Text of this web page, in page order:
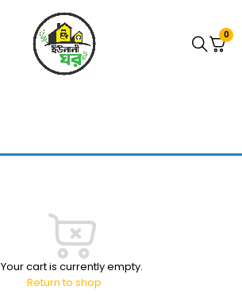
0
Your cart is currently empty.
Return to shop